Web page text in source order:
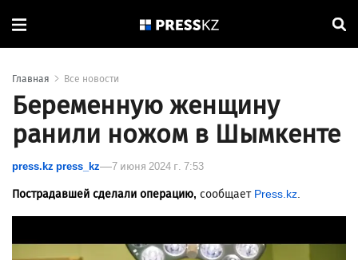
Главная Все новости
Беременную женщину
ранили ножом в Шымкенте
press.kz press_kz 7 июня 2024 г. 7:53
Пострадавшей сделали операцию, сообщает Press.kz.